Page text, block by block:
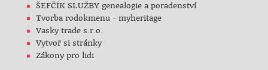
ŠEFČÍK SLUŽBY genealogie a poradenství
Tvorba rodokmenu - myheritage
Vasky trade s.r.o.
Vytvoř si stránky
Zákony pro lidi